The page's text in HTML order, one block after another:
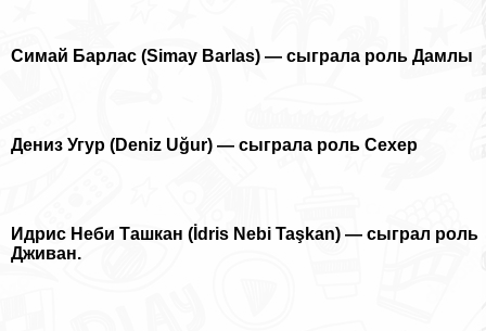
Симай Барлас (Simay Barlas) — сыграла роль Дамлы
Дениз Угур (Deniz Uğur) — сыграла роль Сехер
Идрис Неби Ташкан (İdris Nebi Taşkan) — сыграл роль
Дживан.